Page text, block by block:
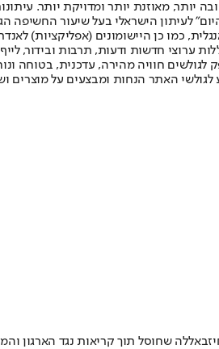
יותר, מאוזנת יותר ומדויקת יותר.
הראשונה פורסמה ב-30 ביולי 2007, וב-2010 הפך "ישראל
ערוצי חדשות ודעות, תרבות ובידור,
לגולשים חוויה מהירה, עדכנית,
האתר הנחות ומבצעים על מוצרים
שחוסל תוך קריאות נגד הארגון